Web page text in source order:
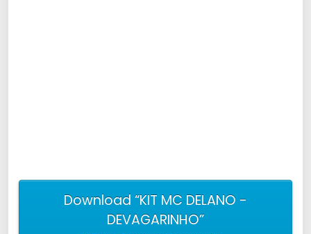
Download “KIT MC DELANO -
DEVAGARINHO”